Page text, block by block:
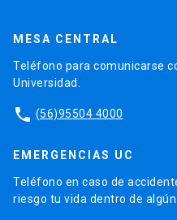
MESA CENTRAL
Teléfono para comunicarse
Universidad.
phone (56)95504 4000
EMERGENCIAS UC
Teléfono en caso de
riesgo tu vida dentro de